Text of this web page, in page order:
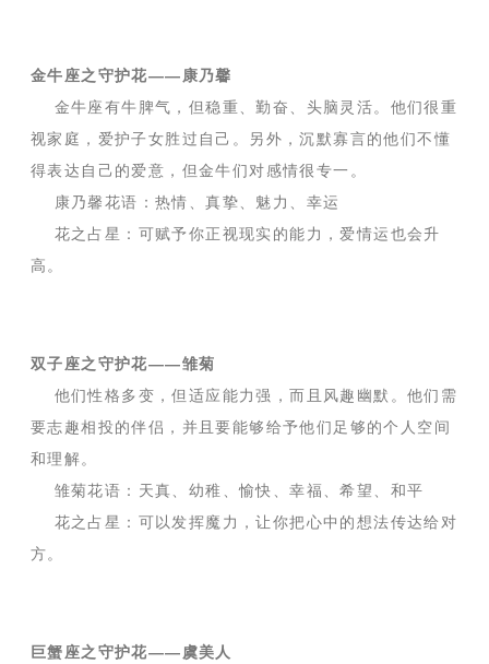
金牛座之守护花——康乃馨
金牛座有牛脾气，但稳重、勤奋、头脑灵活。他们很重
视家庭，爱护子女胜过自己。另外，沉默寡言的他们不懂
得表达自己的爱意，但金牛们对感情很专一。
康乃馨花语：热情、真挚、魅力、幸运
花之占星：可赋予你正视现实的能力，爱情运也会升
高。
双子座之守护花——雏菊
他们性格多变，但适应能力强，而且风趣幽默。他们需
要志趣相投的伴侣，并且要能够给予他们足够的个人空间
和理解。
雏菊花语：天真、幼稚、愉快、幸福、希望、和平
花之占星：可以发挥魔力，让你把心中的想法传达给对
方。
巨蟹座之守护花——虞美人